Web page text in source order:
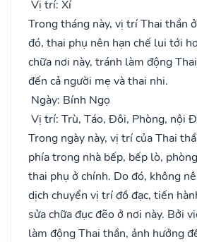
Vị trí: Xí
Trong tháng này, vị trí Thai thần
đó, thai phụ nên hạn chế lui tới
chữa nơi này, tránh làm động
đến cả người mẹ và thai nhi.
Ngày: Bính Ngọ
Vị trí: Trù, Táo, Đôi, Phòng, nội
Trong ngày này, vị trí của Thai
phía trong nhà bếp, bếp lò,
thai phụ ở chính. Do đó, không
dịch chuyển vị trí đồ đạc, tiến
sửa chữa đục đẽo ở nơi này. Bởi
làm động Thai thần, ảnh hưởng